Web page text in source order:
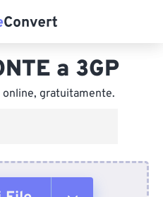
a 3GP
online, gratuitamente.